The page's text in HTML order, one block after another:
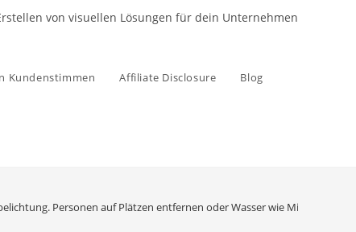
von visuellen Lösungen für dein Unternehmen
Kundenstimmen Affiliate Disclosure Blog
Personen auf Plätzen entfernen oder Wasser wie Milch wirken